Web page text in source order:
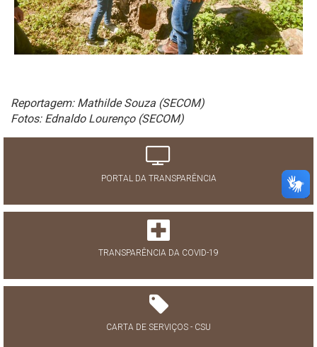
Reportagem: Mathilde Souza (SECOM)
Fotos: Ednaldo Lourenço (SECOM)
PORTAL DA TRANSPARÊNCIA
TRANSPARÊNCIA DA COVID-19
CARTA DE SERVIÇOS - CSU